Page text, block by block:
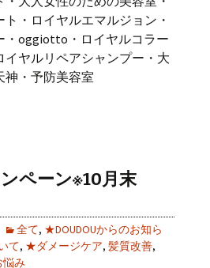
・ロイヤルエマルジョン・
・oggiotto・ロイヤルコラー
イヤルリペアシャンプー・大
神・予防美容室
ペーン※10月末
全て, ★DOUDOUからのお知ら
て, ★ダメージケア, 髪質改善,
悩み